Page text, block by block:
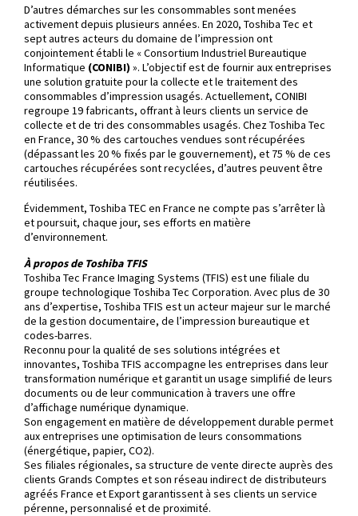
D’autres démarches sur les consommables sont menées
activement depuis plusieurs années. En 2020, Toshiba Tec et
sept autres acteurs du domaine de l’impression ont
conjointement établi le « Consortium Industriel Bureautique
Informatique (CONIBI) ». L’objectif est de fournir aux entreprises
une solution gratuite pour la collecte et le traitement des
consommables d’impression usagés. Actuellement, CONIBI
regroupe 19 fabricants, offrant à leurs clients un service de
collecte et de tri des consommables usagés. Chez Toshiba Tec
en France, 30 % des cartouches vendues sont récupérées
(dépassant les 20 % fixés par le gouvernement), et 75 % de ces
cartouches récupérées sont recyclées, d’autres peuvent être
réutilisées.
Évidemment, Toshiba TEC en France ne compte pas s’arrêter là
et poursuit, chaque jour, ses efforts en matière
d’environnement.
À propos de Toshiba TFIS
Toshiba Tec France Imaging Systems (TFIS) est une filiale du
groupe technologique Toshiba Tec Corporation. Avec plus de 30
ans d’expertise, Toshiba TFIS est un acteur majeur sur le marché
de la gestion documentaire, de l’impression bureautique et
codes-barres.
Reconnu pour la qualité de ses solutions intégrées et
innovantes, Toshiba TFIS accompagne les entreprises dans leur
transformation numérique et garantit un usage simplifié de leurs
documents ou de leur communication à travers une offre
d’affichage numérique dynamique.
Son engagement en matière de développement durable permet
aux entreprises une optimisation de leurs consommations
(énergétique, papier, CO2).
Ses filiales régionales, sa structure de vente directe auprès des
clients Grands Comptes et son réseau indirect de distributeurs
agréés France et Export garantissent à ses clients un service
pérenne, personnalisé et de proximité.